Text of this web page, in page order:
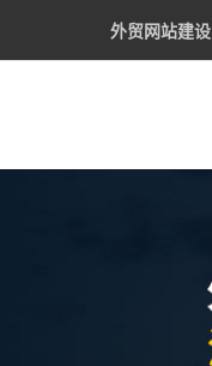
外贸网站建设